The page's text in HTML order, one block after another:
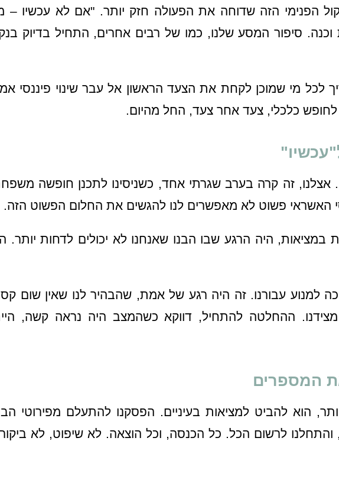
הפנימי הזה שדוחה את הפעולה חזק יותר. "אם לא עכשיו –
סיפור המסע שלנו, כמו של רבים אחרים, התחיל בדיוק
לכל מי שמוכן לקחת את הצעד הראשון אל עבר שינוי פיננסי
כלכלי, צעד אחר צעד, החל מהיום.
אצלנו, זה קרה בערב שגרתי אחד, כשניסינו לתכנן חופשה
האשראי פשוט לא מאפשרים לנו להגשים את החלום הפשוט הזה.
היה הרגע שבו הבנו שאנחנו לא יכולים לדחות יותר.
למנוע עבורנו. זה היה רגע של אמת, שהבהיר לנו שאין שום
ההחלטה להתחיל, דווקא כשהמצב היה נראה קשה,
המספרים
הוא להביט למציאות בעיניים. הפסקנו להתעלם מפירוטי
לרשום הכל. כל הכנסה, וכל הוצאה. לא שיפוט, לא